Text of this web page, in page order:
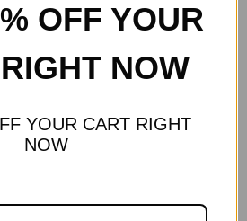
OFF YOUR
NOW
YOUR CART RIGHT
NOW